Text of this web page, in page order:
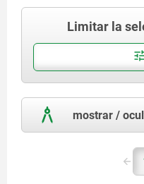
Limitar la
mostrar /